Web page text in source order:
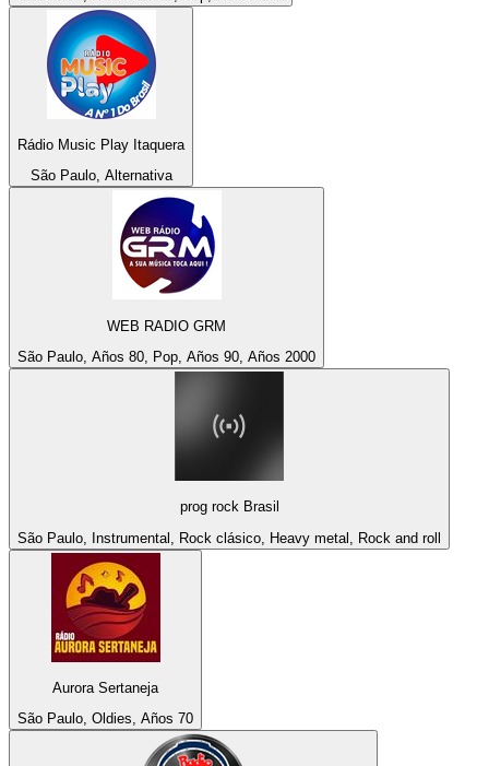
Rádio Music Play Itaquera
São Paulo, Alternativa
WEB RADIO GRM
São Paulo, Años 80, Pop, Años 90, Años 2000
prog rock Brasil
São Paulo, Instrumental, Rock clásico, Heavy metal, Rock and roll
Aurora Sertaneja
São Paulo, Oldies, Años 70